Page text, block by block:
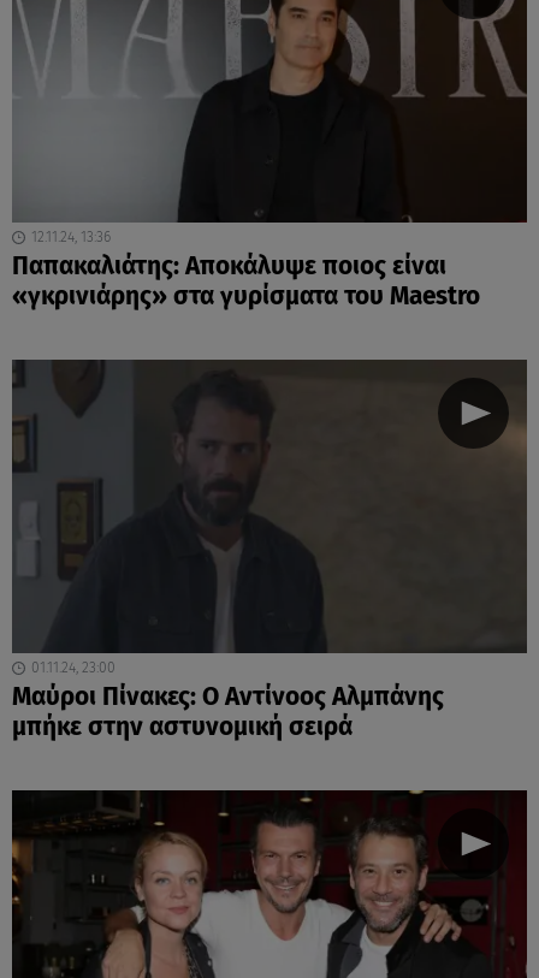
12.11.24, 13:36
Παπακαλιάτης: Aποκάλυψε ποιος είναι
«γκρινιάρης» στα γυρίσματα του Maestro
01.11.24, 23:00
Μαύροι Πίνακες: Ο Αντίνοος Αλμπάνης
μπήκε στην αστυνομική σειρά